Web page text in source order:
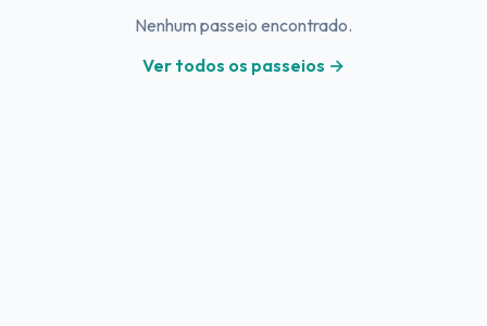
Nenhum passeio encontrado.
Ver todos os passeios →